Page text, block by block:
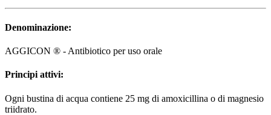
Denominazione:
AGGICON ® - Antibiotico per uso orale
Principi attivi:
Ogni bustina di acqua contiene 25 mg di amoxicillina o di magnesio
triidrato.